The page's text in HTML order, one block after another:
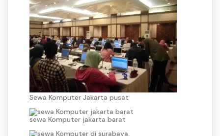
Sewa Komputer Jakarta pusat
sewa Komputer jakarta barat